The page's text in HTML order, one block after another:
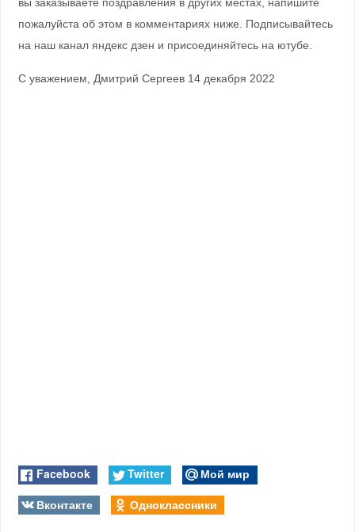
пожалуйста об этом в комментариях ниже. Подписывайтесь
на наш канал яндекс дзен и присоединяйтесь на ютубе.
С уважением, Дмитрий Сергеев 14 декабря 2022
Facebook Twitter
Мой мир
Вконтакте
Одноклассники